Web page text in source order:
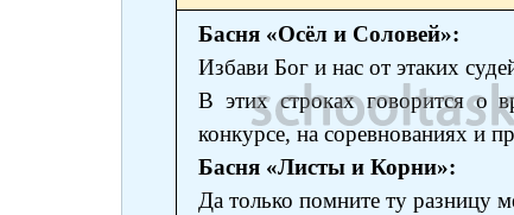
Басня «Осёл и Соловей»:
Избави Бог и нас от этаких
В этих строках говорится о
конкурсе, на соревнованиях и
Басня «Листы и Корни»:
Да только помните ту разницу